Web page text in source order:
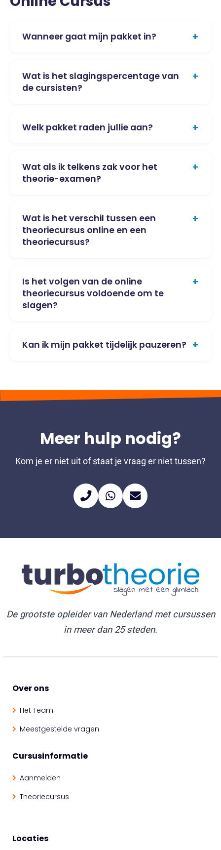
Wanneer gaat mijn pakket in? +
Wat is het slagingspercentage van
de cursisten?
+
Welk pakket raden jullie aan? +
Wat als ik telkens zak voor het
theorie-examen?
+
Wat is het verschil tussen een
theoriecursus online en een
theoriecursus?
+
Is het volgen van de online
theoriecursus voldoende om te
slagen?
+
Kan ik mijn pakket tijdelijk pauzeren? +
Meer hulp nodig?
Kom je er niet uit of staat je vraag er niet tussen?
De grootste opleider van Nederland met cursussen
in meer dan 25 steden.
Over ons
Het Team
Meestgestelde vragen
Cursusinformatie
Aanmelden
Theoriecursus
Locaties